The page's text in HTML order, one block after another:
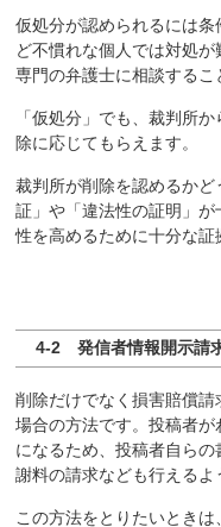
仮処分が認められるには
ど不慣れな個人では対処
専門の弁護士に相談するこ
「仮処分」でも、裁判所
除に応じてもらえます。
裁判所が削除を認めるか
証」や「違法性の証明」
性を高めるために十分な証
4-2 発信者情報開示請
削除だけでなく損害賠償
場合の方法です。投稿者
になるため、投稿者自ら
謝料の請求なども行えるよ
この方法をとりたいとき